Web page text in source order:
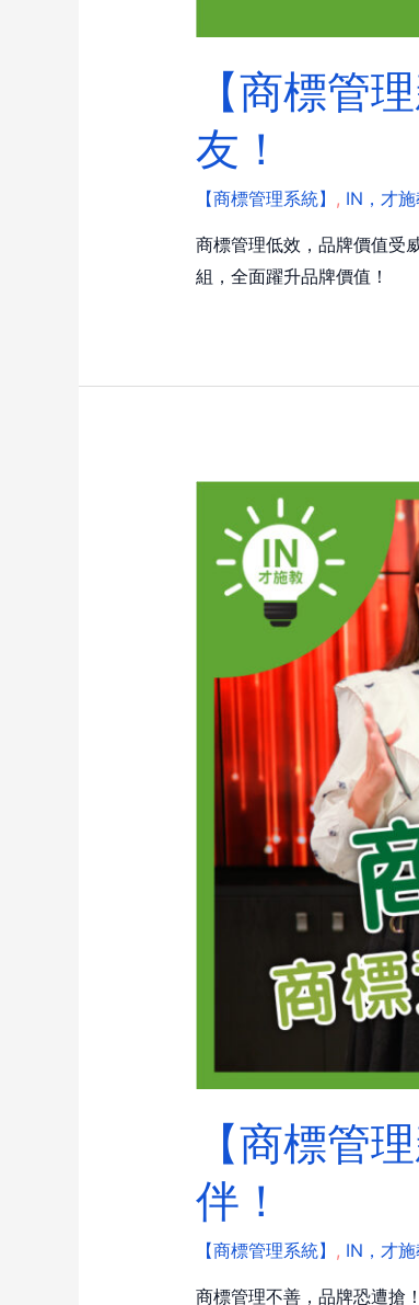
【商標管
友！
【商標管理系統】 , IN，才施
商標管理低效，品牌價值受
組，全面躍升品牌價值！
【商標管
伴！
【商標管理系統】 , IN，才施
商標管理不善，品牌恐遭搶